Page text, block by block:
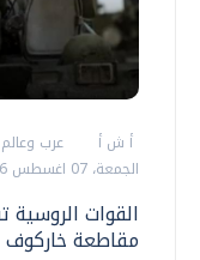
أ ش أ
عرب وعالم
الجمعة، 07 اغسطس 2026 01:48 م
القوات
مقاطعة خاركوف